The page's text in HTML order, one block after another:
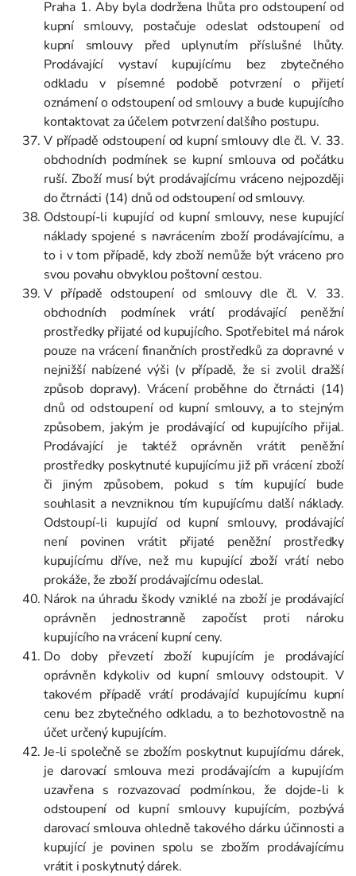
Praha 1. Aby byla dodržena lhůta pro odstoupení od
kupní smlouvy, postačuje odeslat odstoupení od
kupní smlouvy před uplynutím příslušné lhůty.
Prodávající vystaví kupujícímu bez zbytečného
odkladu v písemné podobě potvrzení o přijetí
oznámení o odstoupení od smlouvy a bude kupujícího
kontaktovat za účelem potvrzení dalšího postupu.
V případě odstoupení od kupní smlouvy dle čl. V. 33.
obchodních podmínek se kupní smlouva od počátku
ruší. Zboží musí být prodávajícímu vráceno nejpozději
do čtrnácti (14) dnů od odstoupení od smlouvy.
Odstoupí-li kupující od kupní smlouvy, nese kupující
náklady spojené s navrácením zboží prodávajícímu, a
to i v tom případě, kdy zboží nemůže být vráceno pro
svou povahu obvyklou poštovní cestou.
V případě odstoupení od smlouvy dle čl. V. 33.
obchodních podmínek vrátí prodávající peněžní
prostředky přijaté od kupujícího. Spotřebitel má nárok
pouze na vrácení finančních prostředků za dopravné v
nejnižší nabízené výši (v případě, že si zvolil dražší
způsob dopravy). Vrácení proběhne do čtrnácti (14)
dnů od odstoupení od kupní smlouvy, a to stejným
způsobem, jakým je prodávající od kupujícího přijal.
Prodávající je taktéž oprávněn vrátit peněžní
prostředky poskytnuté kupujícímu již při vrácení zboží
či jiným způsobem, pokud s tím kupující bude
souhlasit a nevzniknou tím kupujícímu další náklady.
Odstoupí-li kupující od kupní smlouvy, prodávající
není povinen vrátit přijaté peněžní prostředky
kupujícímu dříve, než mu kupující zboží vrátí nebo
prokáže, že zboží prodávajícímu odeslal.
Nárok na úhradu škody vzniklé na zboží je prodávající
oprávněn jednostranně započíst proti nároku
kupujícího na vrácení kupní ceny.
Do doby převzetí zboží kupujícím je prodávající
oprávněn kdykoliv od kupní smlouvy odstoupit. V
takovém případě vrátí prodávající kupujícímu kupní
cenu bez zbytečného odkladu, a to bezhotovostně na
účet určený kupujícím.
Je-li společně se zbožím poskytnut kupujícímu dárek,
je darovací smlouva mezi prodávajícím a kupujícím
uzavřena s rozvazovací podmínkou, že dojde-li k
odstoupení od kupní smlouvy kupujícím, pozbývá
darovací smlouva ohledně takového dárku účinnosti a
kupující je povinen spolu se zbožím prodávajícímu
vrátit i poskytnutý dárek.